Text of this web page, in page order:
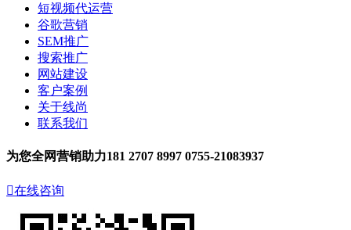
短视频代运营
谷歌营销
SEM推广
搜索推广
网站建设
客户案例
关于线尚
联系我们
为您全网营销助力181 2707 8997 0755-21083937
在线咨询